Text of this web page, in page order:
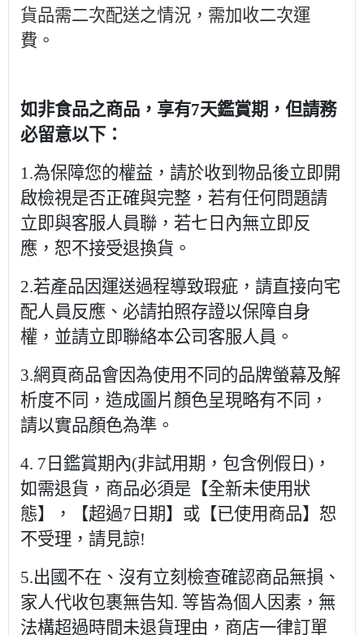
貨品需二次配送之情況，需加收二次運
費。
如非食品之商品，享有7天鑑賞期，但請務
必留意以下：
1.為保障您的權益，請於收到物品後立即開
啟檢視是否正確與完整，若有任何問題請
立即與客服人員聯，若七日內無立即反
應，恕不接受退換貨。
2.若產品因運送過程導致瑕疵，請直接向宅
配人員反應、必請拍照存證以保障自身
權，並請立即聯絡本公司客服人員。
3.網頁商品會因為使用不同的品牌螢幕及解
析度不同，造成圖片顏色呈現略有不同，
請以實品顏色為準。
4. 7日鑑賞期內(非試用期，包含例假日)，
如需退貨，商品必須是【全新未使用狀
態】，【超過7日期】或【已使用商品】恕
不受理，請見諒!
5.出國不在、沒有立刻檢查確認商品無損、
家人代收包裹無告知. 等皆為個人因素，無
法構超過時間未退貨理由，商店一律訂單